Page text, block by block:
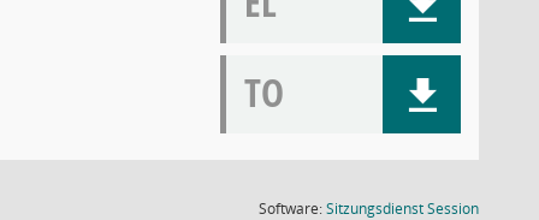
TO
Software:SitzungsdienstSession(Wird in